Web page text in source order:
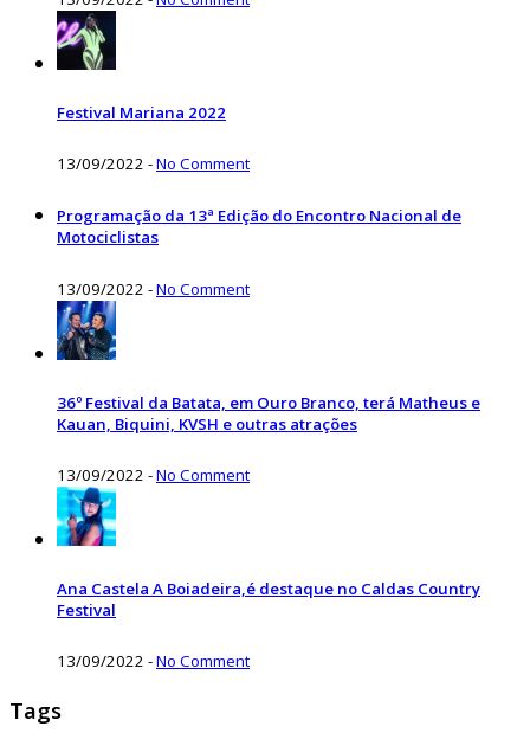
Festival Mariana 2022
13/09/2022 -No Comment
Programação da 13ª Edição do Encontro Nacional de
Motociclistas
13/09/2022 -No Comment
36º Festival da Batata, em Ouro Branco, terá Matheus e
Kauan, Biquini, KVSH e outras atrações
13/09/2022 -No Comment
Ana Castela A Boiadeira,é destaque no Caldas Country
Festival
13/09/2022 -No Comment
Tags